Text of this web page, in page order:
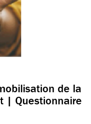
de la
| Questionnaire